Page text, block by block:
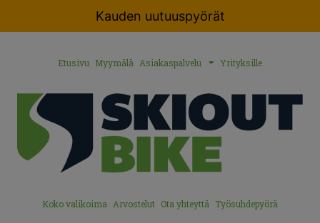
Kauden uutuuspyörät
Etusivu Myymälä Asiakaspalvelu Yrityksille
Koko valikoima Arvostelut Ota yhteyttä Työsuhdepyörä